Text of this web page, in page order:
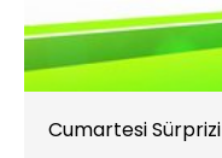
Cumartesi Sürprizi